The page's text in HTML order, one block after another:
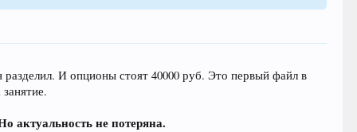
И опционы стоят 40000 руб. Это первый файл в
актуальность не потеряна.